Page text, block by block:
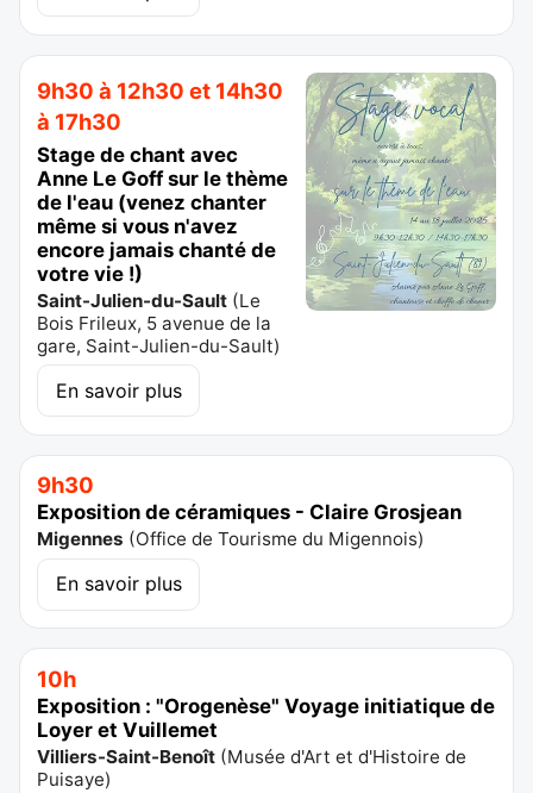
9h30 à 12h30 et 14h30
à 17h30
Stage de chant avec
Anne Le Goff sur le thème
de l'eau (venez chanter
même si vous n'avez
encore jamais chanté de
votre vie !)
Saint-Julien-du-Sault (Le
Bois Frileux, 5 avenue de la
gare, Saint-Julien-du-Sault)
En savoir plus
9h30
Exposition de céramiques - Claire Grosjean
Migennes (Office de Tourisme du Migennois)
En savoir plus
10h
Exposition : "Orogenèse" Voyage initiatique de
Loyer et Vuillemet
Villiers-Saint-Benoît (Musée d'Art et d'Histoire de
Puisaye)